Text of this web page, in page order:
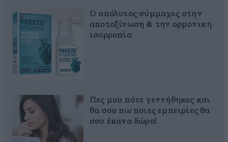
Ο απόλυτος σύμμαχος στην
αποτοξίνωση & την ορμονική
ισορροπία
Πες μου πότε γεννήθηκες και
θα σου πω ποιες εμπειρίες θα
σου έκανα δώρο!